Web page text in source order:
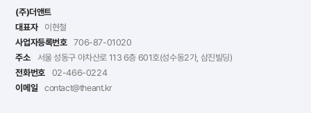
(주)더앤트
대표자
이현철
사업자등록번호
706-87-01020
주소
서울 성동구 아차산로 113 6층 601호(성수동2가, 삼진빌딩)
전화번호
02-466-0224
이메일
contact@theant.kr